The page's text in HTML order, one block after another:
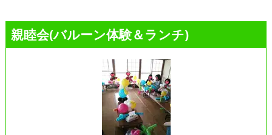
親睦会(バルーン体験＆ランチ)